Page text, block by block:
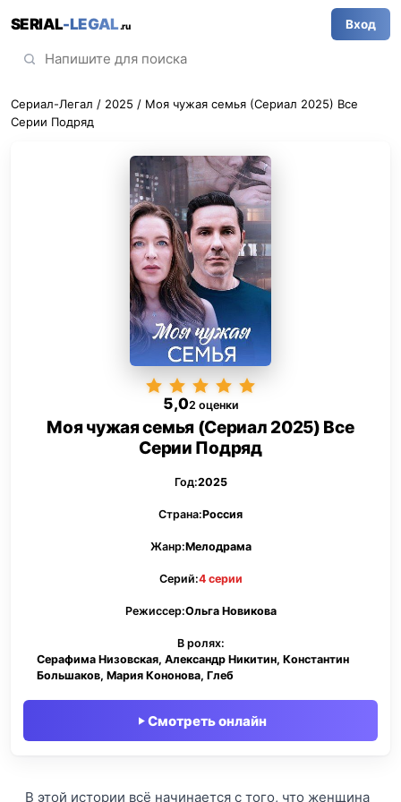
SERIAL-LEGAL.ru Вход
Сериал-Легал / 2025 / Моя чужая семья (Сериал 2025) Все
Серии Подряд
5,02 оценки
Моя чужая семья (Сериал 2025) Все
Серии Подряд
Год:2025
Страна:Россия
Жанр:Мелодрама
Серий:4 серии
Режиссер:Ольга Новикова
В ролях:
Серафима Низовская, Александр Никитин, Константин
Большаков, Мария Кононова, Глеб
Смотреть онлайн
В этой истории всё начинается с того, что женщина